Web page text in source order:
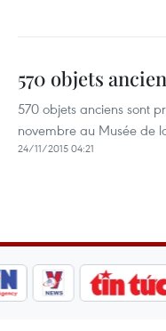
570 objets
570 objets anciens sont
novembre au Musée de
24/11/2015 04:21